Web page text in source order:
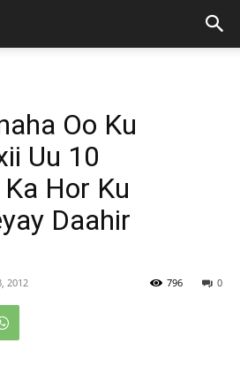
Oo Ku
Uu 10
Hor Ku
Daahir
2012 0
796